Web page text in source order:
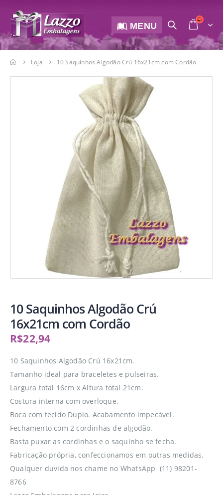
MENU
Loja 10 Saquinhos Algodão Crú 16x21cm com Cordão
10 Saquinhos Algodão Crú
16x21cm com Cordão
R$22,94
10 Saquinhos Algodão Crú 16x21cm.
Tamanho ideal para braceletes e pulseiras.
Largura total 16cm x Altura total 21cm.
Costura interna com overloque.
Boca com tecido Duplo. Acabamento impecável.
Fechamento com 2 cordinhas de algodão.
Basta puxar as cordinhas e o saquinho se fecha.
Fabricação própria, confeccionamos em outras medidas.
Qualquer duvida nos chame no WhatsApp (11) 98201-
8766